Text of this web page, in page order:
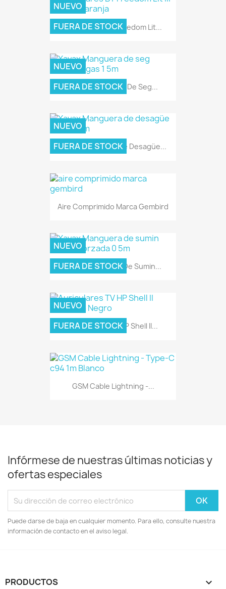
Auriculares BT Freedom Lit...
NUEVO
FUERA DE STOCK
Xavax Manguera De Seg...
NUEVO
FUERA DE STOCK
Xavax Manguera De Desagüe...
NUEVO
FUERA DE STOCK
Aire Comprimido Marca Gembird
Xavax Manguera De Sumin...
NUEVO
FUERA DE STOCK
Auriculares TV HP Shell II...
NUEVO
FUERA DE STOCK
GSM Cable Lightning -...
Infórmese de nuestras últimas noticias y
ofertas especiales
Puede darse de baja en cualquier momento. Para ello, consulte nuestra
información de contacto en el aviso legal.
PRODUCTOS 